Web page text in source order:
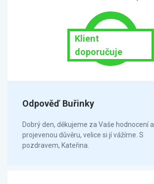
Klient
doporučuje
Odpověď Buřinky
Dobrý den, děkujeme za Vaše hodnocení a
projevenou důvěru, velice si jí vážíme. S
pozdravem, Kateřina.